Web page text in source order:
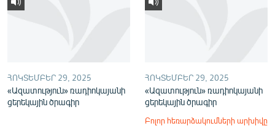
ՀՈԿՏԵՄԲԵՐ 29, 2025
«Ազատություն» ռադիոկայանի
ցերեկային ծրագիր
ՀՈԿՏԵՄԲԵՐ 29, 2025
«Ազատություն» ռադիոկայանի
ցերեկային ծրագիր
Բոլոր հեռարձակումների արխիվը